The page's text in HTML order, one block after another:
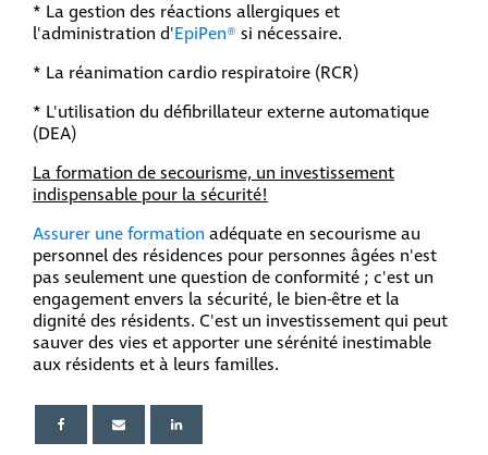
* La gestion des réactions allergiques et
l'administration d'EpiPen® si nécessaire.
* La réanimation cardio respiratoire (RCR)
* L'utilisation du défibrillateur externe automatique
(DEA)
La formation de secourisme, un investissement
indispensable pour la sécurité!
Assurer une formation adéquate en secourisme au
personnel des résidences pour personnes âgées n'est
pas seulement une question de conformité ; c'est un
engagement envers la sécurité, le bien-être et la
dignité des résidents. C'est un investissement qui peut
sauver des vies et apporter une sérénité inestimable
aux résidents et à leurs familles.